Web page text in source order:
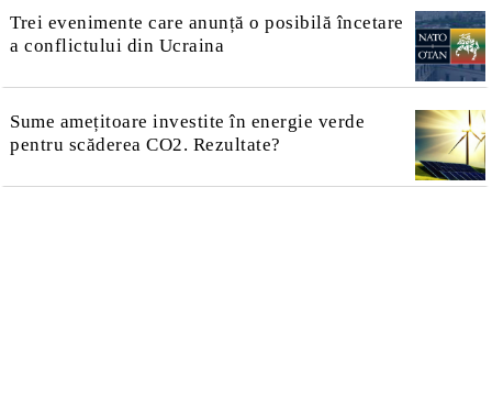
Trei evenimente care anunță o posibilă încetare
a conflictului din Ucraina
Sume amețitoare investite în energie verde
pentru scăderea CO2. Rezultate?